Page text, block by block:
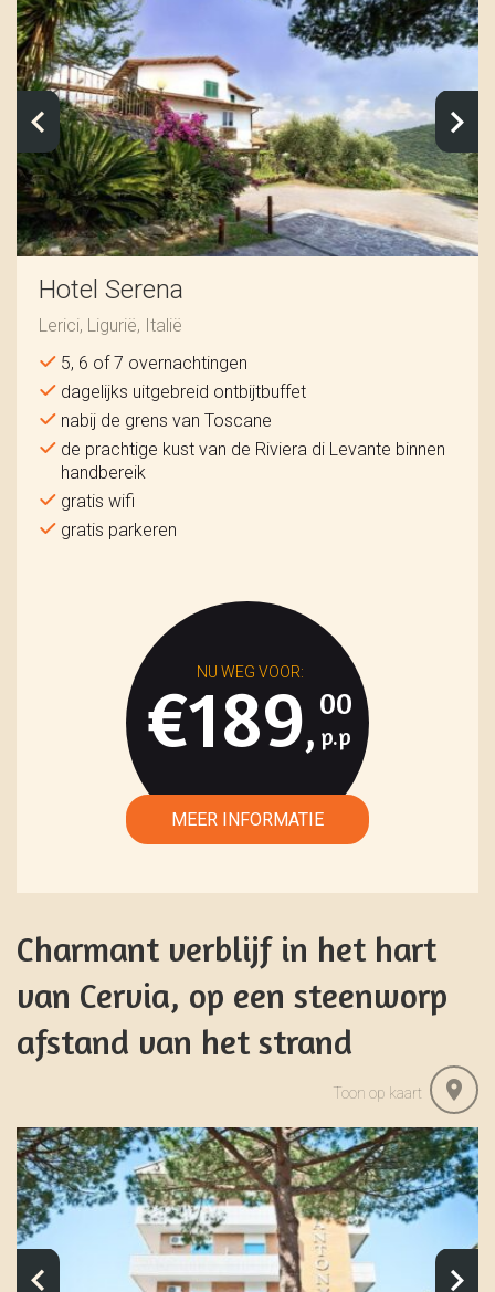
Hotel Serena
Lerici, Ligurië, Italië
5, 6 of 7 overnachtingen
dagelijks uitgebreid ontbijtbuffet
nabij de grens van Toscane
de prachtige kust van de Riviera di Levante binnen
handbereik
gratis wifi
gratis parkeren
€189,
00
Charmant verblijf in het hart
van Cervia, op een steenworp
afstand van het strand
Toon op kaart